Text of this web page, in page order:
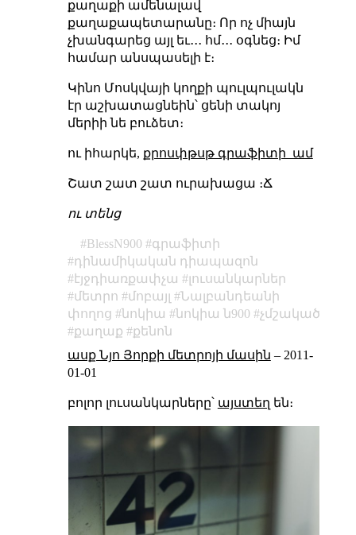
քաղաքի ամենալավ
քաղաքապետարանը։ Որ ոչ միայն
չխանգարեց այլ եւ․․․ հմ․․․ օգնեց։ Իմ
համար անսպասելի է։
Կինո Մոսկվայի կողքի պուլպուլակն
էր աշխատացնեին՝ ցենի տակոյ
մերիի նե բուձետ։
ու իհարկե, քրոսփթսթ գրաֆիտի_ամ
Շատ շատ շատ ուրախացա ։Ճ
ու տենց
BlessN900
գրաֆիտի
դինամիկական դիապազոն
էյջդիառքափչա
լուսանկարներ
մետրո
մոբայլ
Նալբանդեանի
փողոց
նոկիա նոկիա ն900
չմշակած
քաղաք
քենոն
ասք Նյո Յորքի մետրոյի մասին – 2011-
01-01
բոլոր լուսանկարները՝ այստեղ են։